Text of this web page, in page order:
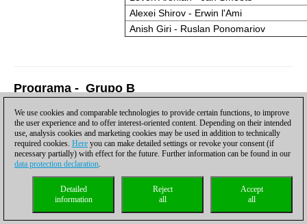
Alexei Shirov - Erwin l'Ami
Anish Giri - Ruslan Ponomariov
Programa - Grupo B
Grupo B - Ronda 1 - Sábado, 15 de enero
Vlad Tkachiev - Laurant Fressinet
½-
½
Friso Nijboer - Li Chao
Luke McShane - Wouter Spoelman
Radek Wojtaszek - David Navara
0-
Grupo B -
enero
Laurant
Wesley So -
We use cookies and comparable technologies to provide certain functions, to improve
the user experience and to offer interest-oriented content. Depending on their intended
use, analysis cookies and marketing cookies may be used in addition to technically
required cookies. Here you can make detailed settings or revoke your consent (if
necessary partially) with effect for the future. Further information can be found in our
data protection declaration.
Accept
all
Reject
all
Detailed
information